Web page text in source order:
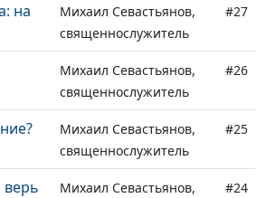
на
Михаил Севастьянов,
священнослужитель
#27
Михаил Севастьянов,
священнослужитель
#26
Михаил Севастьянов,
священнослужитель
#25
Михаил Севастьянов,
#24